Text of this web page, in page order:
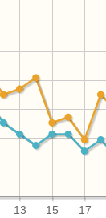
13 15 17